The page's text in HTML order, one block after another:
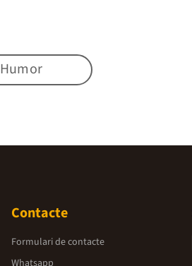
Humor
Contacte
Formulari de contacte
Whatsapp